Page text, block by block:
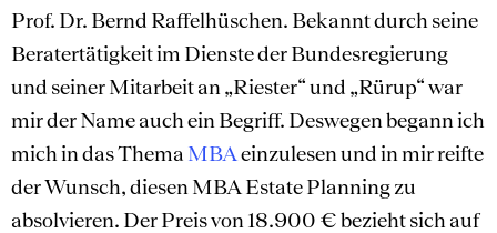
Prof. Dr. Bernd Raffelhüschen. Bekannt durch seine
Beratertätigkeit im Dienste der Bundesregierung
und seiner Mitarbeit an „Riester“ und „Rürup“ war
mir der Name auch ein Begriff. Deswegen begann ich
mich in das Thema MBAeinzulesen und in mir reifte
der Wunsch, diesen MBA Estate Planning zu
absolvieren. Der Preis von 18.900 € bezieht sich auf